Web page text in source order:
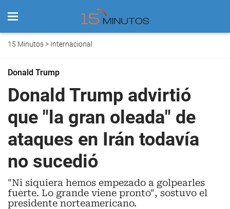
15 Minutos> Internacional
Donald Trump
Donald Trump advirtió
que "la gran oleada" de
ataques en Irán todavía
no sucedió
"Ni siquiera hemos empezado a golpearles
fuerte. Lo grande viene pronto", sostuvo el
presidente norteamericano.